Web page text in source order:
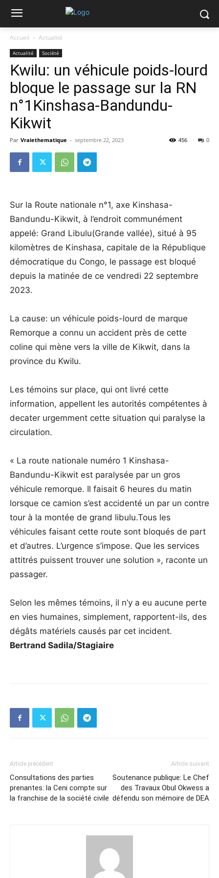
Accueil Actualité
Actualité Société
Kwilu: un véhicule poids-lourd
bloque le passage sur la RN
n°1Kinshasa-Bandundu-
Kikwit
Par Vraiethematique - septembre 22, 2023 0
456
Sur la Route nationale n°1, axe Kinshasa-
Bandundu-Kikwit, à l’endroit communément
appelé: Grand Libulu(Grande vallée), situé à 95
kilomètres de Kinshasa, capitale de la République
démocratique du Congo, le passage est bloqué
depuis la matinée de ce vendredi 22 septembre
2023.
La cause: un véhicule poids-lourd de marque
Remorque a connu un accident près de cette
coline qui mène vers la ville de Kikwit, dans la
province du Kwilu.
Les témoins sur place, qui ont livré cette
information, appellent les autorités compétentes à
decater urgemment cette situation qui paralyse la
circulation.
« La route nationale numéro 1 Kinshasa-
Bandundu-Kikwit est paralysée par un gros
véhicule remorque. Il faisait 6 heures du matin
lorsque ce camion s’est accidenté un par un contre
tour à la montée de grand libulu.Tous les
véhicules faisant cette route sont bloqués de part
et d’autres. L’urgence s’impose. Que les services
attitrés puissent trouver une solution », raconte un
passager.
Selon les mêmes témoins, il n’y a eu aucune perte
en vies humaines, simplement, rapportent-ils, des
dégâts matériels causés par cet incident.
Bertrand Sadila/Stagiaire
Article précédent
Consultations des parties
prenantes: la Ceni compte sur
la franchise de la société civile
Article suivant
Soutenance publique: Le Chef
des Travaux Obul Okwess a
défendu son mémoire de DEA